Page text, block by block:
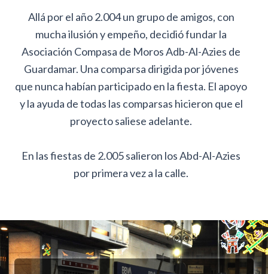
Allá por el año 2.004 un grupo de amigos, con
mucha ilusión y empeño, decidió fundar la
Asociación Compasa de Moros Adb-Al-Azies de
Guardamar. Una comparsa dirigida por jóvenes
que nunca habían participado en la fiesta. El apoyo
y la ayuda de todas las comparsas hicieron que el
proyecto saliese adelante.
En las fiestas de 2.005 salieron los Abd-Al-Azies
por primera vez a la calle.